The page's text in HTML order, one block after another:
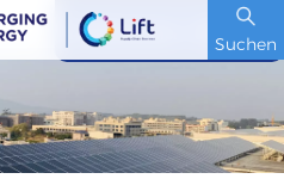
Suchen
Artikelnummer : 600153.SH